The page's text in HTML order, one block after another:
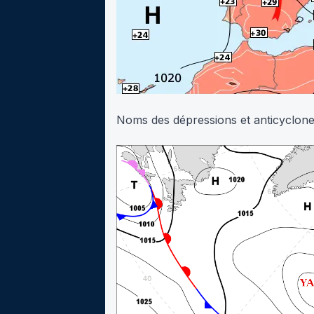
Noms des dépressions et